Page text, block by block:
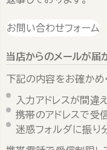
お問い合わせフォーム
当店からのメールが届
下記の内容をお確かめ
入力アドレスが間違
携帯のアドレスで受
迷惑フォルダに振り